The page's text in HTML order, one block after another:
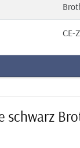
CE-
schwarz